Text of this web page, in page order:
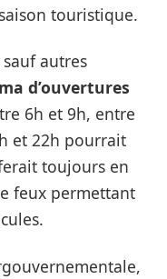
touristique.
autres
d’ouvertures
6h et 9h, entre
et 22h pourrait
toujours en
feux permettant